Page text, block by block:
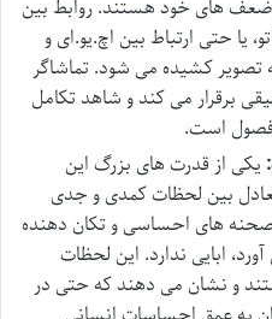
ضعف های خود هستند. روابط بین
یا حتی ارتباط بین اچ.یو.ای و
تصویر کشیده می شود. تماشاگر
برقرار می کند و شاهد تکامل
فصول است.
یکی از قدرت های بزرگ این
تعادل بین لحظات کمدی و جدی
های احساسی و تکان دهنده
ابایی ندارد. این لحظات
و نشان می دهند که حتی در